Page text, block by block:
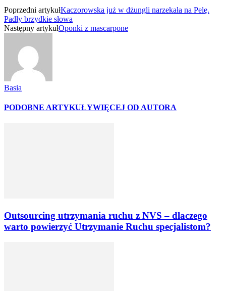
Poprzedni artykułKaczorowska już w dżungli narzekała na Pelę.
Padły brzydkie słowa
Następny artykułOponki z mascarpone
Basia
PODOBNE ARTYKUŁYWIĘCEJ OD AUTORA
Outsourcing utrzymania ruchu z NVS – dlaczego
warto powierzyć Utrzymanie Ruchu specjalistom?